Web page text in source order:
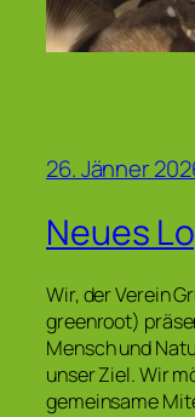
26. Jänner
Neues
Wir, der Verein
greenroot)
Mensch und
unser Ziel. Wir
gemeinsame